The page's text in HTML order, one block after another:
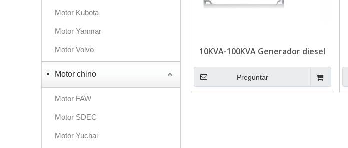
Motor Kubota
Motor Yanmar
Motor Volvo
Motor chino
Motor FAW
Motor SDEC
Motor Yuchai
10KVA-100KVA Generador diesel
FAW enfriado por agua para
emergencia
Preguntar